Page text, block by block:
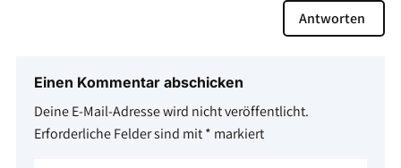
Antworten
Einen Kommentar abschicken
Deine E-Mail-Adresse wird nicht veröffentlicht.
Erforderliche Felder sind mit* markiert